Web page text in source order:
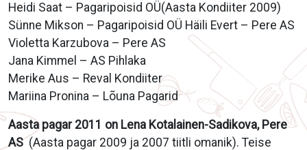
Heidi Saat – Pagaripoisid OÜ(Aasta Kondiiter 2009)
Sünne Mikson – Pagaripoisid OÜ Häili Evert – Pere AS
Violetta Karzubova – Pere AS
Jana Kimmel – AS Pihlaka
Merike Aus – Reval Kondiiter
Mariina Pronina – Lõuna Pagarid
Aasta pagar 2011 on Lena Kotalainen-Sadikova, Pere
AS(Aasta pagar 2009 ja 2007 tiitli omanik). Teise